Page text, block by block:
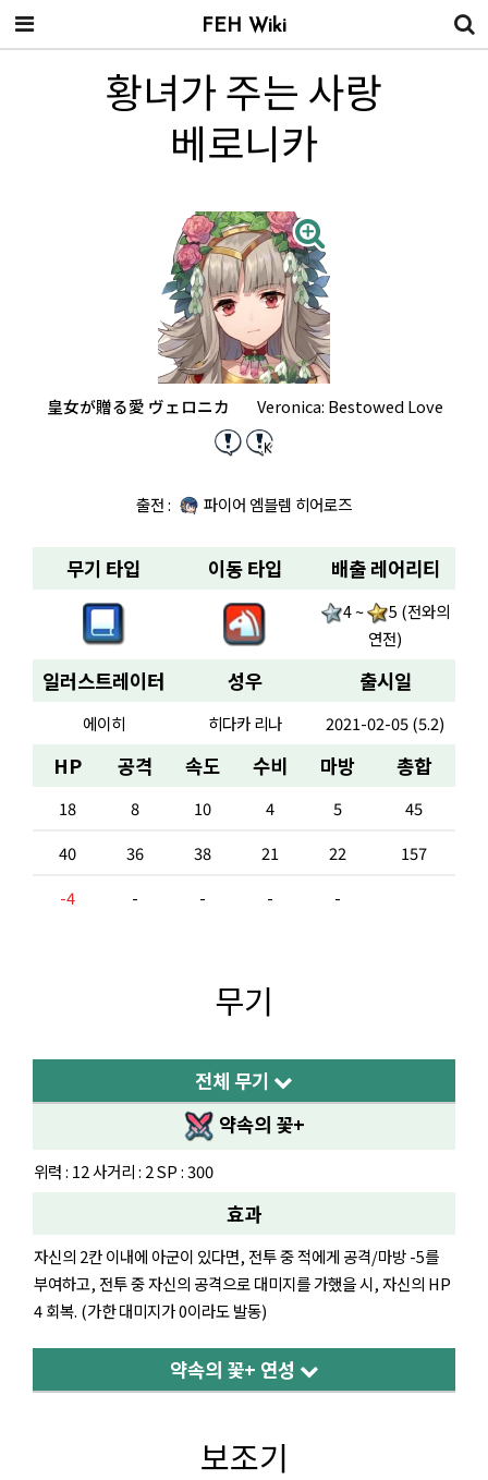
황녀가 주는 사랑
베로니카
皇女が贈る愛 ヴェロニカ Veronica: Bestowed Love
출전 : 파이어 엠블렘 히어로즈
무기 타입 이동 타입 배출 레어리티
4 ~
5 (전와의
연전)
일러스트레이터 성우 출시일
에이히 히다카 리나 2021-02-05 (5.2)
HP 공격 속도 수비 마방 총합
18 8 10 4 5
45
40
36 38 21 22
157
-4
- - - -
무기
전체 무기
약속의 꽃+
위력 : 12 사거리 : 2 SP : 300
효과
자신의 2칸 이내에 아군이 있다면, 전투 중 적에게 공격/마방 -5를
부여하고, 전투 중 자신의 공격으로 대미지를 가했을 시, 자신의 HP
4 회복. (가한 대미지가 0이라도 발동)
약속의 꽃+ 연성
보조기
FEH Wiki